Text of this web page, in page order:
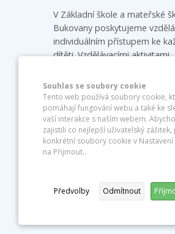
Souhlas se soubory cookie
Tento web používá soubory cookie,
pomáhají fungování webu a také ke
vaší interakce s naším webem.
zajistili co nejlepší uživatelský
konkrétní soubory cookie v Nastavení
na Přijmout..
Předvolby Odmítnout
V Základní škole a mateřské
Bukovany poskytujeme
individuálním přístupem ke
dítěti. Vzdělávacími aktivitami
vzájemnou spolupráci a
rozvíjíme jejich tvořivost a
myšlení.